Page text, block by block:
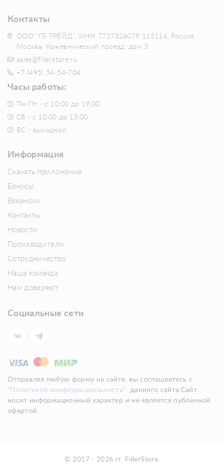
Контакты
ООО "ГБ ТРЕЙД", ИНН 7727326079 115114, Россия,
Москва, Кожевнический проезд, дом 3
sales@fillerstore.ru
+7 (495) 54-54-704
Часы работы:
Пн-Пт - с 10:00 до 19:00
Сб - с 10:00 до 13:00
ВС - выходной
Информация
Скачать приложение
Бонусы
Вакансии
Контакты
Новости
Производители
Сотрудничество
Наша команда
Нам доверяют
Социальные сети
Отправляя любую форму на сайте, вы соглашаетесь с
"Политикой конфиденциальности"
данного сайта.Сайт
носит информационный характер и не является публичной
офертой.
© 2017 - 2026 гг. FillerStore.